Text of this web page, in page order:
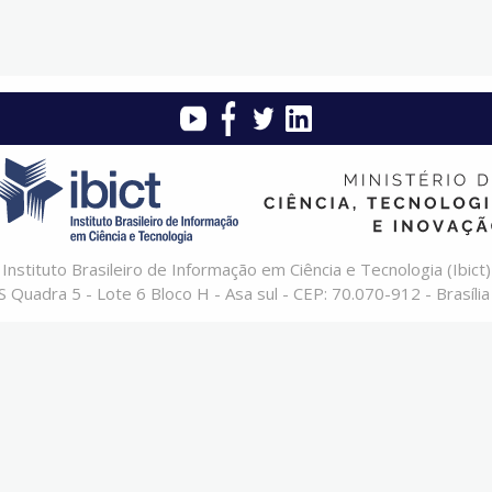
Instituto Brasileiro de Informação em Ciência e Tecnologia (Ibict)
Quadra 5 - Lote 6 Bloco H - Asa sul - CEP: 70.070-912 -